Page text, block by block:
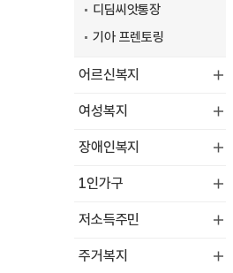
디딤씨앗통장
기아 프렌토링
어르신복지
여성복지
장애인복지
1인가구
저소득주민
주거복지